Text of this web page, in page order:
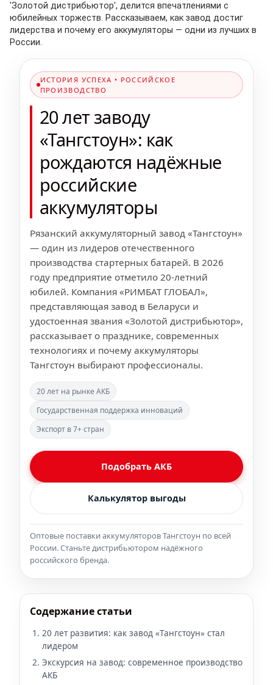
'Золотой дистрибьютор', делится впечатлениями с
юбилейных торжеств. Рассказываем, как завод достиг
лидерства и почему его аккумуляторы — одни из лучших в
России.
ИСТОРИЯ УСПЕХА • РОССИЙСКОЕ
ПРОИЗВОДСТВО
20 лет заводу
«Тангстоун»: как
рождаются надёжные
российские
аккумуляторы
Рязанский аккумуляторный завод «Тангстоун»
— один из лидеров отечественного
производства стартерных батарей. В 2026
году предприятие отметило 20-летний
юбилей. Компания «РИМБАТ ГЛОБАЛ»,
представляющая завод в Беларуси и
удостоенная звания «Золотой дистрибьютор»,
рассказывает о празднике, современных
технологиях и почему аккумуляторы
Тангстоун выбирают профессионалы.
20 лет на рынке АКБ
Государственная поддержка инноваций
Экспорт в 7+ стран
Подобрать АКБ
Калькулятор выгоды
Оптовые поставки аккумуляторов Тангстоун по всей
России. Станьте дистрибьютором надёжного
российского бренда.
Содержание статьи
20 лет развития: как завод «Тангстоун» стал
лидером
Экскурсия на завод: современное производство
АКБ